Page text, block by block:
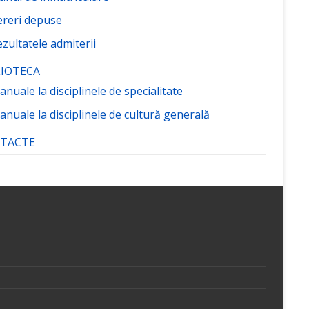
depuse
admiterii
la disciplinele de specialitate
la disciplinele de cultură generală